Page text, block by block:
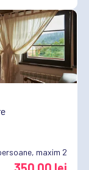
maxim 2